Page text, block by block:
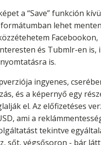
a “Save” funkción
formátumban lehet
Facebookon,
és Tubmlr-en is,
is.
ingyenes,
és a képernyő egy
el. Az előfizetéses
ami a
tekintve
sőt, végsősoron - bár